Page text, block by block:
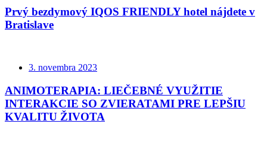
Prvý bezdymový IQOS FRIENDLY hotel nájdete v
Bratislave
3. novembra 2023
ANIMOTERAPIA: LIEČEBNÉ VYUŽITIE
INTERAKCIE SO ZVIERATAMI PRE LEPŠIU
KVALITU ŽIVOTA